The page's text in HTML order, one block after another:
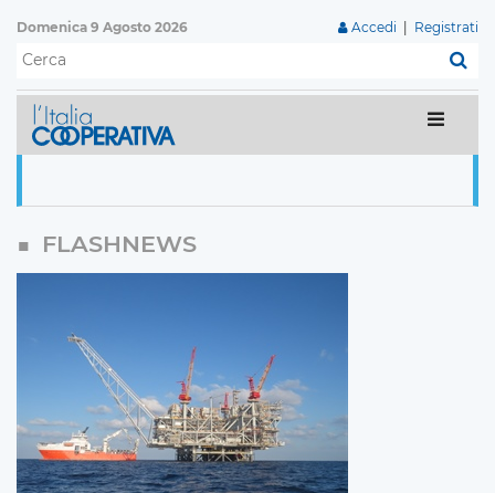
Domenica 9 Agosto 2026 Accedi Registrati
FLASHNEWS